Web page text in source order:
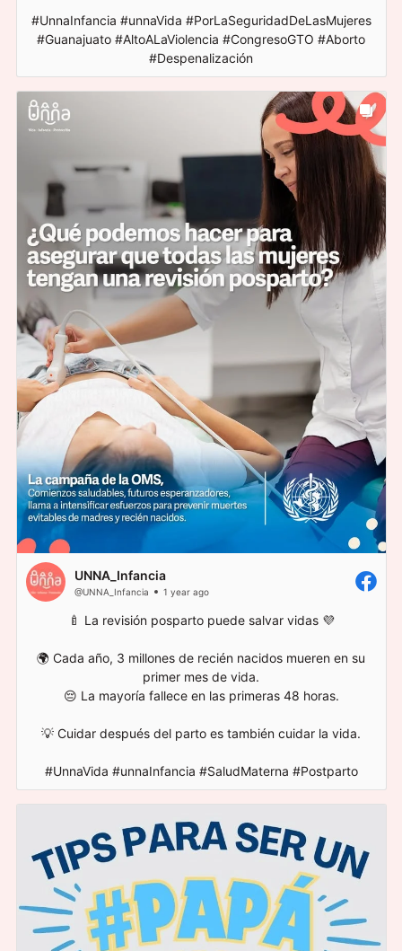
#UnnaInfancia #unnaVida #PorLaSeguridadDeLasMujeres
#Guanajuato #AltoALaViolencia #CongresoGTO #Aborto
#Despenalización
UNNA_Infancia
@UNNA_Infancia 1 year ago
🍼 La revisión posparto puede salvar vidas 💜
🌍 Cada año, 3 millones de recién nacidos mueren en su
primer mes de vida.
😔 La mayoría fallece en las primeras 48 horas.
💡 Cuidar después del parto es también cuidar la vida.
#UnnaVida #unnaInfancia #SaludMaterna #Postparto